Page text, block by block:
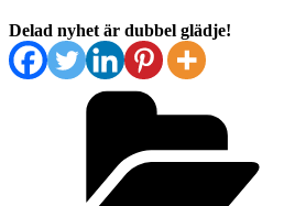
Delad nyhet är dubbel glädje!